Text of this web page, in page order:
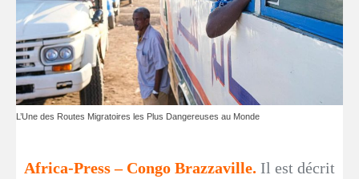
L’Une des Routes Migratoires les Plus Dangereuses au Monde
Africa-Press – Congo Brazzaville. Il est décrit